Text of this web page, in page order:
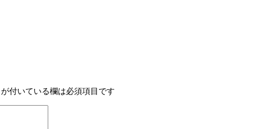
が付いている欄は必須項目です